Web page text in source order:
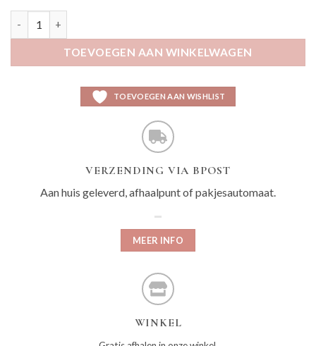
TOEVOEGEN AAN WINKELWAGEN
TOEVOEGEN AAN WISHLIST
VERZENDING VIA BPOST
Aan huis geleverd, afhaalpunt of pakjesautomaat.
MEER INFO
WINKEL